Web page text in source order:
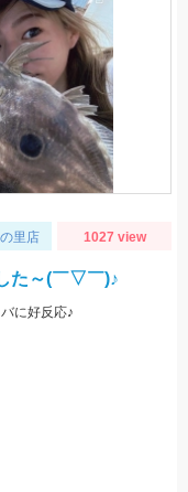
里店 1027 view
た～(￣▽￣)♪
に好反応♪